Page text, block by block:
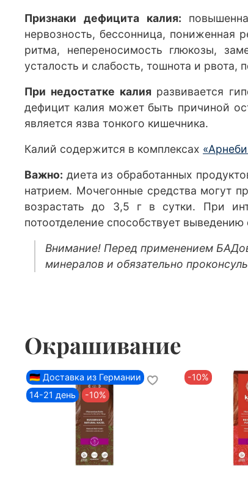
Признаки дефицита калия:
нервозность, бессонница, пониженная
ритма, непереносимость глюкозы,
усталость и слабость, тошнота и
При недостатке калия развивается
дефицит калия может быть причиной
является язва тонкого кишечника.
Калий содержится в комплексах
Важно: диета из обработанных
натрием. Мочегонные средства могут
возрастать до 3,5 г в сутки. При
потоотделение способствует
Внимание! Перед применением
минералов и обязательно
Окрашивание
🇩🇪 Доставка из Германии
14-21 день
-10%
-10%